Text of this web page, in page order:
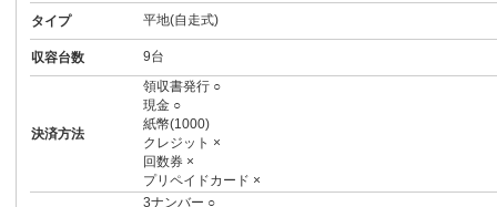
タイプ
平地(自走式)
収容台数 9台
決済方法
領収書発行 ○
現金 ○
紙幣(1000)
クレジット ×
回数券 ×
プリペイドカード ×
3ナンバー ○